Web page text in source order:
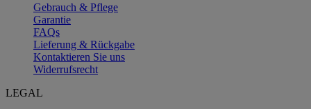
Gebrauch & Pflege
Garantie
FAQs
Lieferung & Rückgabe
Kontaktieren Sie uns
Widerrufsrecht
LEGAL